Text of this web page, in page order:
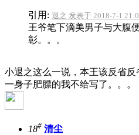
引用: 退之 发表于 2018-7-1
王爷笔下滴美男子与大腹
彰。。。
小退之这么一说，本王该反省
一身子肥膘的我不给写了。。。
18# 清尘